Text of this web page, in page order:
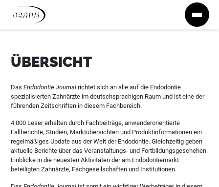
Zum Inhalt springen
ÜBERSICHT
DasEndodontie Journal richtet sich an alle auf die Endodontie
spezialisierten Zahnärzte im deutschsprachigen Raum und ist eine der
führenden Zeitschriften in diesem Fachbereich.
4.000 Leser erhalten durch Fachbeiträge, anwenderorientierte
Fallberichte, Studien, Marktübersichten und Produktinformationen ein
regelmäßiges Update aus der Welt der Endodontie. Gleichzeitig geben
aktuelle Berichte über das Veranstaltungs- und Fortbildungsgeschehen
Einblicke in die neuesten Aktivitäten der am Endodontiemarkt
beteiligten Zahnärzte, Fachgesellschaften und Institutionen.